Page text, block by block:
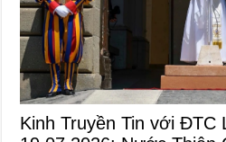
Kinh Truyền Tin với ĐTC